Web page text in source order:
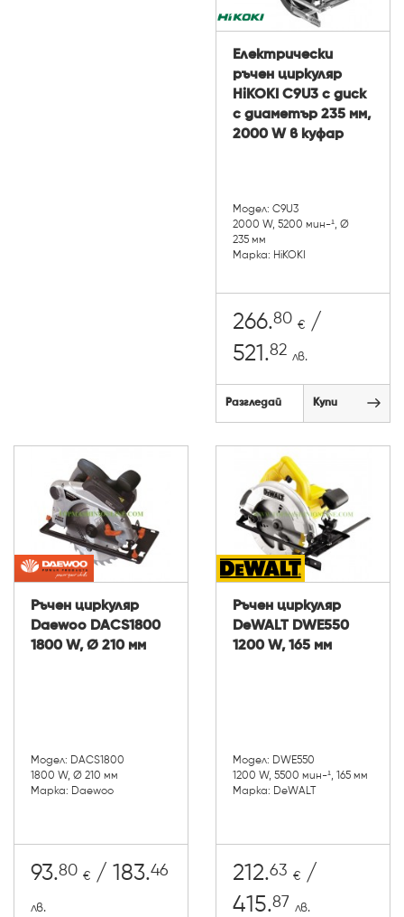
Електрически
ръчен циркуляр
HiKOKI C9U3 с диск
с диаметър 235 мм,
2000 W в куфар
Модел: C9U3
2000 W, 5200 мин-¹, Ø
235 мм
Марка: HiKOKI
266.80 € /
521.82 лв.
Разгледай Купи
Ръчен циркуляр
Daewoo DACS1800
1800 W, Ø 210 мм
Модел: DACS1800
1800 W, Ø 210 мм
Марка: Daewoo
93.80 € / 183.46
лв.
Ръчен циркуляр
DeWALT DWE550
1200 W, 165 мм
Модел: DWE550
1200 W, 5500 мин-¹, 165 мм
Марка: DeWALT
212.63 € /
415.87 лв.